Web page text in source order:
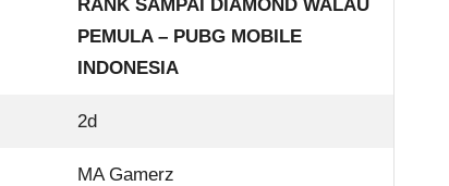
RANK SAMPAI DIAMOND WALAU
PEMULA – PUBG MOBILE
INDONESIA
2d
MA Gamerz